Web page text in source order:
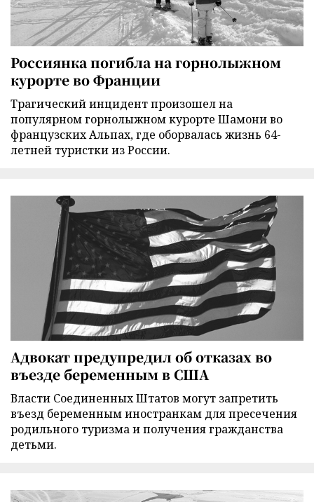
Россиянка погибла на горнолыжном
курорте во Франции
Трагический инцидент произошел на
популярном горнолыжном курорте Шамони во
французских Альпах, где оборвалась жизнь 64-
летней туристки из России.
Адвокат предупредил об отказах во
въезде беременным в США
Власти Соединенных Штатов могут запретить
въезд беременным иностранкам для пресечения
родильного туризма и получения гражданства
детьми.